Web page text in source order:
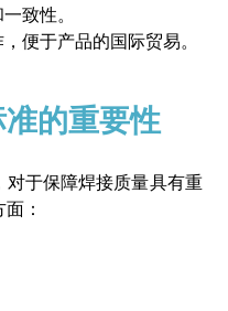
致性。
便于产品的国际贸易。
的重要性
对于保障焊接质量具有重
：